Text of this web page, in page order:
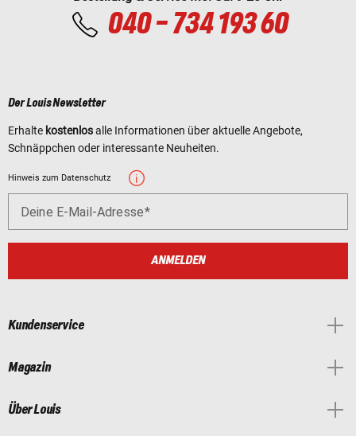
040 - 734 193 60
Der Louis Newsletter
Erhalte kostenlosalle Informationen über aktuelle Angebote,
Schnäppchen oder interessante Neuheiten.
Hinweis zum Datenschutz
Deine E-Mail-Adresse
ANMELDEN
Kundenservice
Magazin
Über Louis